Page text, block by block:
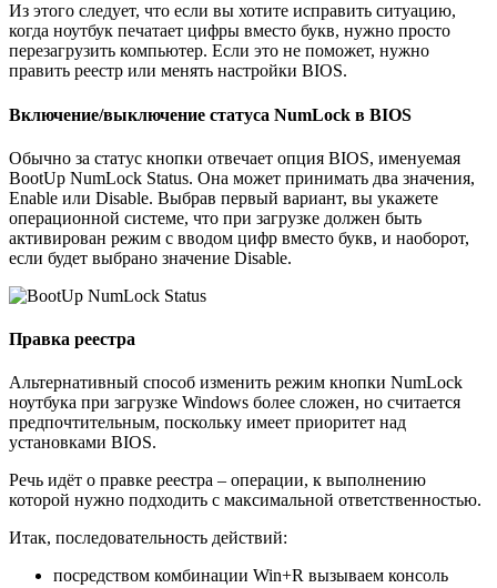
Из этого следует, что если вы хотите исправить ситуацию,
когда ноутбук печатает цифры вместо букв, нужно просто
перезагрузить компьютер. Если это не поможет, нужно
править реестр или менять настройки BIOS.
Включение/выключение статуса NumLock в BIOS
Обычно за статус кнопки отвечает опция BIOS, именуемая
BootUp NumLock Status. Она может принимать два значения,
Enable или Disable. Выбрав первый вариант, вы укажете
операционной системе, что при загрузке должен быть
активирован режим с вводом цифр вместо букв, и наоборот,
если будет выбрано значение Disable.
Правка реестра
Альтернативный способ изменить режим кнопки NumLock
ноутбука при загрузке Windows более сложен, но считается
предпочтительным, поскольку имеет приоритет над
установками BIOS.
Речь идёт о правке реестра – операции, к выполнению
которой нужно подходить с максимальной ответственностью.
Итак, последовательность действий:
посредством комбинации Win+R вызываем консоль